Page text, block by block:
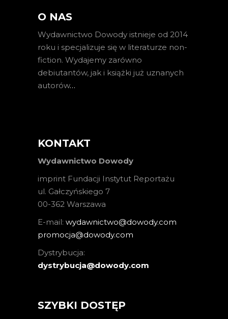
O NAS
Wydawnictwo Dowody istnieje od 2014
roku i specjalizuje się w literaturze non-
fiction. Wydajemy zarówno
debiutantów, jak i książki już uznanych
autorów…
KONTAKT
Wydawnictwo Dowody
imprint Fundacji Instytut Reportażu
ul. Gałczyńskiego 7
00-362 Warszawa
E-mail: wydawnictwo@dowody.com
promocja@dowody.com
Dystrybucja:
dystrybucja@dowody.com
SZYBKI DOSTĘP